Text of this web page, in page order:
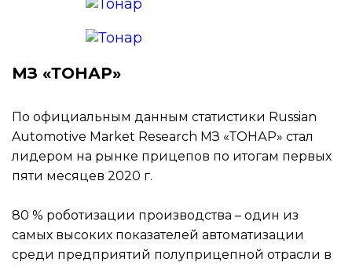
МЗ «ТОНАР»
По официальным данным статистики Russian
Automotive Market Research МЗ «ТОНАР» стал
лидером на рынке прицепов по итогам первых
пяти месяцев 2020 г.
80 % роботизации производства – один из
самых высоких показателей автоматизации
среди предприятий полуприцепной отрасли в